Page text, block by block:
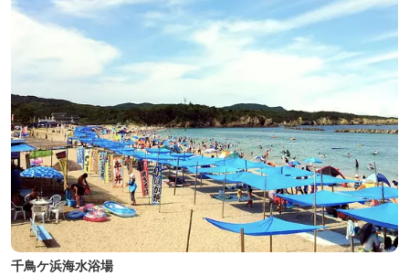
千鳥ケ浜海水浴場